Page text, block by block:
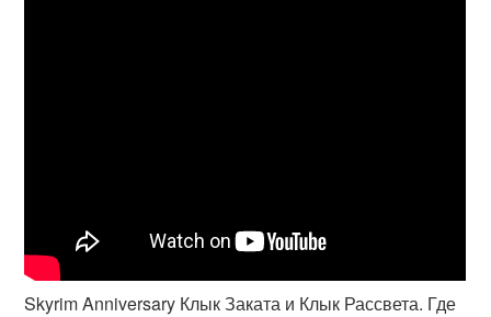
Skyrim Anniversary Клык Заката и Клык Рассвета. Где